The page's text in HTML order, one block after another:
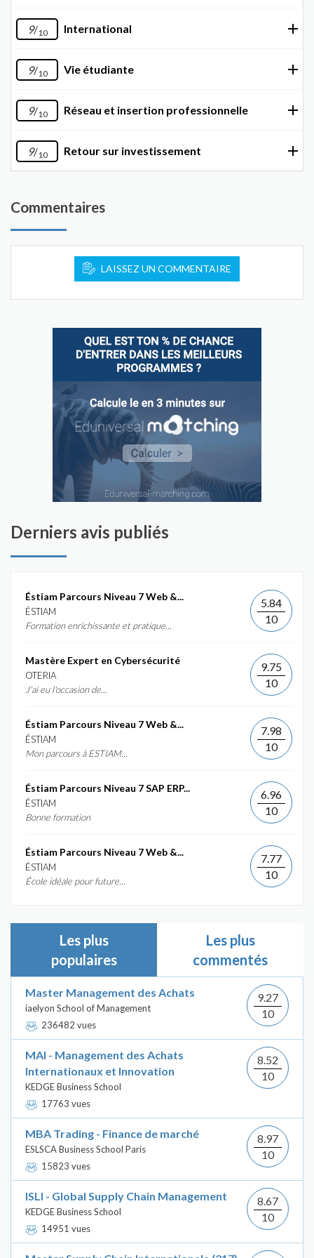
9/10 International
9/10 Vie étudiante
9/10 Réseau et insertion professionnelle
9/10 Retour sur investissement
Commentaires
LAISSEZ UN COMMENTAIRE
Derniers avis publiés
Éstiam Parcours Niveau 7 Web &...
ÉSTIAM
Formation enrichissante et pratique...
5.84
10
Mastère Expert en Cybersécurité
OTERIA
J'ai eu l'occasion de...
9.75
10
Éstiam Parcours Niveau 7 Web &...
ÉSTIAM
Mon parcours à ESTIAM...
7.98
10
Éstiam Parcours Niveau 7 SAP ERP...
ÉSTIAM
Bonne formation
6.96
10
Éstiam Parcours Niveau 7 Web &...
ÉSTIAM
École idéale pour future...
7.77
10
Les plus
populaires
Les plus
commentés
Master Management des Achats
iaelyon School of Management
236482 vues
9.27
10
MAI - Management des Achats
Internationaux et Innovation
KEDGE Business School
17763 vues
8.52
10
MBA Trading - Finance de marché
ESLSCA Business School Paris
15823 vues
8.97
10
ISLI - Global Supply Chain Management
KEDGE Business School
14951 vues
8.67
10